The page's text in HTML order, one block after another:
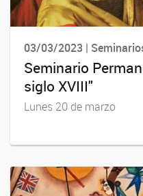
03/03/2023 |
Seminario
siglo XVIII"
Lunes 20 de marzo